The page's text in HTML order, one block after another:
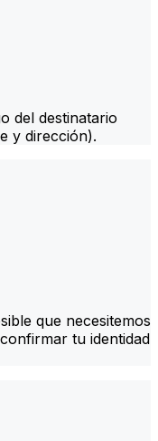
del destinatario
y dirección).
que necesitemos
tu identidad